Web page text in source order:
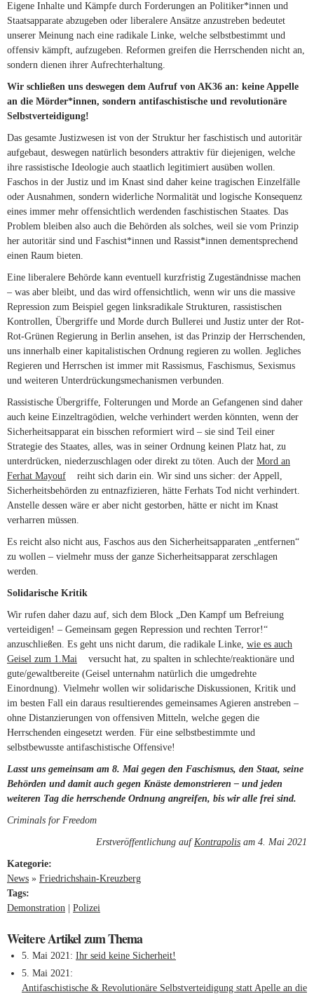
Eigene Inhalte und Kämpfe durch Forderungen an Politiker*innen und
Staatsapparate abzugeben oder liberalere Ansätze anzustreben bedeutet
unserer Meinung nach eine radikale Linke, welche selbstbestimmt und
offensiv kämpft, aufzugeben. Reformen greifen die Herrschenden nicht an,
sondern dienen ihrer Aufrechterhaltung.
Wir schließen uns deswegen dem Aufruf von AK36 an: keine Appelle
an die Mörder*innen, sondern antifaschistische und revolutionäre
Selbstverteidigung!
Das gesamte Justizwesen ist von der Struktur her faschistisch und autoritär
aufgebaut, deswegen natürlich besonders attraktiv für diejenigen, welche
ihre rassistische Ideologie auch staatlich legitimiert ausüben wollen.
Faschos in der Justiz und im Knast sind daher keine tragischen Einzelfälle
oder Ausnahmen, sondern widerliche Normalität und logische Konsequenz
eines immer mehr offensichtlich werdenden faschistischen Staates. Das
Problem bleiben also auch die Behörden als solches, weil sie vom Prinzip
her autoritär sind und Faschist*innen und Rassist*innen dementsprechend
einen Raum bieten.
Eine liberalere Behörde kann eventuell kurzfristig Zugeständnisse machen
– was aber bleibt, und das wird offensichtlich, wenn wir uns die massive
Repression zum Beispiel gegen linksradikale Strukturen, rassistischen
Kontrollen, Übergriffe und Morde durch Bullerei und Justiz unter der Rot-
Rot-Grünen Regierung in Berlin ansehen, ist das Prinzip der Herrschenden,
uns innerhalb einer kapitalistischen Ordnung regieren zu wollen. Jegliches
Regieren und Herrschen ist immer mit Rassismus, Faschismus, Sexismus
und weiteren Unterdrückungsmechanismen verbunden.
Rassistische Übergriffe, Folterungen und Morde an Gefangenen sind daher
auch keine Einzeltragödien, welche verhindert werden könnten, wenn der
Sicherheitsapparat ein bisschen reformiert wird – sie sind Teil einer
Strategie des Staates, alles, was in seiner Ordnung keinen Platz hat, zu
unterdrücken, niederzuschlagen oder direkt zu töten. Auch der Mord an
Ferhat Mayouf (link is external)
reiht sich darin ein. Wir sind uns sicher: der Appell,
Sicherheitsbehörden zu entnazfizieren, hätte Ferhats Tod nicht verhindert.
Anstelle dessen wäre er aber nicht gestorben, hätte er nicht im Knast
verharren müssen.
Es reicht also nicht aus, Faschos aus den Sicherheitsapparaten „entfernen“
zu wollen – vielmehr muss der ganze Sicherheitsapparat zerschlagen
werden.
Solidarische Kritik
Wir rufen daher dazu auf, sich dem Block „Den Kampf um Befreiung
verteidigen! – Gemeinsam gegen Repression und rechten Terror!“
anzuschließen. Es geht uns nicht darum, die radikale Linke, wie es auch
Geisel zum 1.Mai (link is external)
versucht hat, zu spalten in schlechte/reaktionäre und
gute/gewaltbereite (Geisel unternahm natürlich die umgedrehte
Einordnung). Vielmehr wollen wir solidarische Diskussionen, Kritik und
im besten Fall ein daraus resultierendes gemeinsames Agieren anstreben –
ohne Distanzierungen von offensiven Mitteln, welche gegen die
Herrschenden eingesetzt werden. Für eine selbstbestimmte und
selbstbewusste antifaschistische Offensive!
Lasst uns gemeinsam am 8. Mai gegen den Faschismus, den Staat, seine
Behörden und damit auch gegen Knäste demonstrieren – und jeden
weiteren Tag die herrschende Ordnung angreifen, bis wir alle frei sind.
Criminals for Freedom
Erstveröffentlichung aufKontrapolis am 4. Mai 2021
Kategorie:
News » Friedrichshain-Kreuzberg
Tags:
Demonstration
Polizei
Weitere Artikel zum Thema
5. Mai 2021 Ihr seid keine Sicherheit!
5. Mai 2021
Antifaschistische & Revolutionäre Selbstverteidigung statt Apelle an die